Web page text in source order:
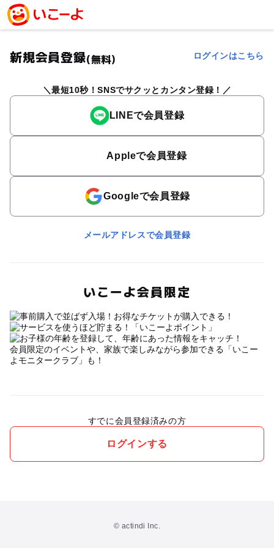
新規会員登録(無料) ログインはこちら
最短10秒！SNSでサクッとカンタン登録！
LINEで会員登録
Appleで会員登録
Googleで会員登録
メールアドレスで会員登録
いこーよ会員限定
会員限定のイベントや、家族で楽しみながら参加できる「いこー
よモニタークラブ」も！
すでに会員登録済みの方
ログインする
© actindi Inc.